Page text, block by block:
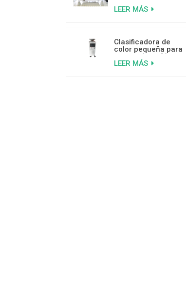
inteligente de 5
LEER MÁS
Clasificadora de
color pequeña para
granos de café a
bajo precio
LEER MÁS